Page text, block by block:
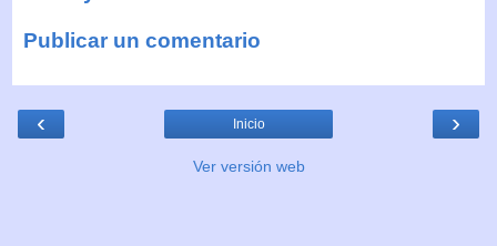
Publicar un comentario
‹ ›
Inicio
Ver versión web